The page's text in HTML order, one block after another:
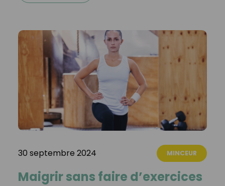
30 septembre 2024 MINCEUR
Maigrir sans faire d’exercices